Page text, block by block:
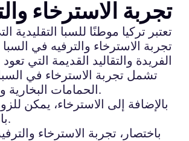
تجربة الاسترخاء
تعتبر تركيا موطنًا للسبا
تجربة الاسترخاء والترفيه في
الفريدة والتقاليد القديمة التي
تشمل تجربة الاسترخاء في
الحمامات البخارية والساونا. ويتمتع الزوار بالاسترخاء في أجواء هادئة ومريحة مع إمكانية الاستمتاع بالمشروبات الساخنة والشاي التركي التقليدي.
بالإضافة إلى الاسترخاء، يمكن
بالتجارب الفريدة مثل العلاجات بالطين والأعشاب الطبيعية التي تعتبر جزءاً أساسياً من تقاليد العناية بالجسم في الثقافة التركية.
باختصار، تجربة الاسترخاء